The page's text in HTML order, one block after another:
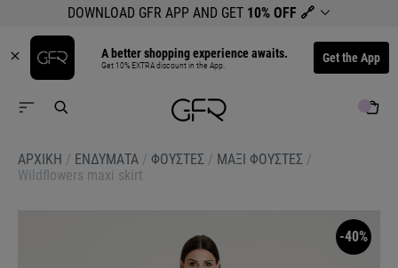
DOWNLOAD GFR APP AND GET 10% OFF 🔗
A better shopping experience awaits.
Get 10% EXTRA discount in the App. Get the App
ΑΡΧΙΚΉ / ΕΝΔΥΜΑΤΑ / ΦΟΥΣΤΕΣ / ΜΑΞΙ ΦΟΥΣΤΕΣ /
Wildflowers maxi skirt
-40%